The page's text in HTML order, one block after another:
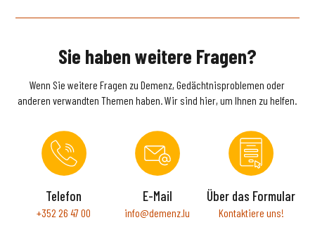
Sie haben weitere Fragen?
Wenn Sie weitere Fragen zu Demenz, Gedächtnisproblemen oder
anderen verwandten Themen haben. Wir sind hier, um Ihnen zu helfen.
Telefon
+352 26 47 00
E-Mail
info@demenz.lu
Über das Formular
Kontaktiere uns!